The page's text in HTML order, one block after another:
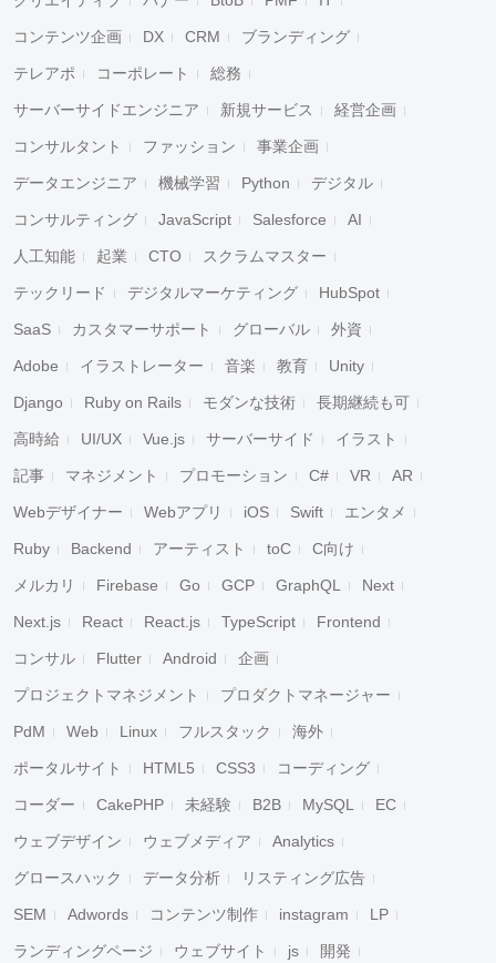
コンテンツ企画 DX CRM ブランディング
テレアポ コーポレート 総務
サーバーサイドエンジニア 新規サービス 経営企画
コンサルタント ファッション 事業企画
データエンジニア 機械学習 Python デジタル
コンサルティング JavaScript Salesforce AI
人工知能 起業 CTO スクラムマスター
テックリード デジタルマーケティング HubSpot
SaaS カスタマーサポート グローバル 外資
Adobe イラストレーター 音楽 教育 Unity
Django Ruby on Rails モダンな技術 長期継続も可
高時給 UI/UX Vue.js サーバーサイド イラスト
記事 マネジメント プロモーション C# VR AR
Webデザイナー Webアプリ iOS Swift エンタメ
Ruby Backend アーティスト toC C向け
メルカリ Firebase Go GCP GraphQL Next
Next.js React React.js TypeScript Frontend
コンサル Flutter Android 企画
プロジェクトマネジメント プロダクトマネージャー
PdM Web Linux フルスタック 海外
ポータルサイト HTML5 CSS3 コーディング
コーダー CakePHP 未経験 B2B MySQL EC
ウェブデザイン ウェブメディア Analytics
グロースハック データ分析 リスティング広告
SEM Adwords コンテンツ制作 instagram LP
ランディングページ ウェブサイト js 開発